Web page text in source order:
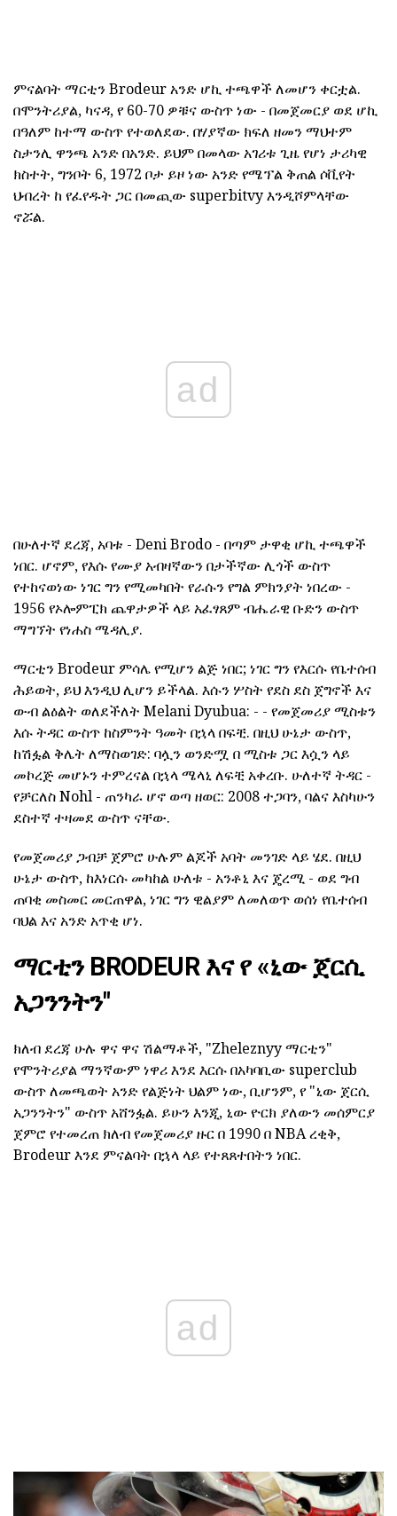
ምናልባት ማርቲን Brodeur አንድ ሆኪ ተጫዋች ለመሆን ቀርቷል.
በሞንትሪያል, ካናዳ, የ 60-70 ዎቹና ውስጥ ነው - በመጀመርያ ወደ ሆኪ
በዓለም ከተማ ውስጥ የተወለደው. በሃያኛው ክፍለ ዘመን ማህተም
ስታንሊ ዋንጫ አንድ በአንድ. ይህም በመላው አገሪቱ ጊዜ የሆነ ታሪካዊ
ክስተት, ግንቦት 6, 1972 ቦታ ይዞ ነው አንድ የሜፕል ቅጠል ሶቪየት
ህብረት ከ የፈየዱት ጋር በመጪው superbitvy እንዲሾምላቸው
ኖሯል.
ad
በሁለተኛ ደረጃ, አባቱ - Deni Brodo - በጣም ታዋቂ ሆኪ ተጫዋች
ነበር. ሆኖም, የእሱ የሙያ አብዛኛውን በታችኛው ሊጎች ውስጥ
የተከናወነው ነገር ግን የሚመካበት የራሱን የግል ምክንያት ነበረው -
1956 የኦሎምፒክ ጨዋታዎች ላይ አፈፃጸም ብሔራዊ ቡድን ውስጥ
ማግኘት የነሐስ ሜዳሊያ.
ማርቲን Brodeur ምሳሌ የሚሆን ልጅ ነበር; ነገር ግን የእርሱ የቤተሰብ
ሕይወት, ይህ እንዲህ ሊሆን ይችላል. እሱን ሦስት የደስ ደስ ጀግኖች እና
ውብ ልዕልት ወለደችለት Melani Dyubua: - - የመጀመሪያ ሚስቱን
እሱ ትዳር ውስጥ ከስምንት ዓመት በኋላ በፍቺ. በዚህ ሁኔታ ውስጥ,
ከሽፏል ቅሌት ለማስወገድ: ባሏን ወንድሟ በ ሚስቱ ጋር እሷን ላይ
መኮረጅ መሆኑን ተምረናል በኋላ ሜላኒ ለፍቺ አቀረቡ. ሁለተኛ ትዳር -
የቻርለስ Nohl - ጠንካራ ሆኖ ወጣ ዘወር: 2008 ተጋባን, ባልና እስካሁን
ደስተኛ ተዛመደ ውስጥ ናቸው.
የመጀመሪያ ጋብቻ ጀምሮ ሁሉም ልጆች አባት መንገድ ላይ ሄደ. በዚህ
ሁኔታ ውስጥ, ከእነርሱ መካከል ሁለቱ - አንቶኒ እና ጄረሚ - ወደ ግብ
ጠባቂ መስመር መርጠዋል, ነገር ግን ዊልያም ለመለወጥ ወሰነ የቤተሰብ
ባህል እና አንድ አጥቂ ሆነ.
ማርቲን BRODEUR እና የ «ኒው ጀርሲ
አጋንንትን"
ክለብ ደረጃ ሁሉ ዋና ዋና ሽልማቶች, "Zheleznyy ማርቲን"
የሞንትሪያል ማንኛውም ነዋሪ እንደ እርሱ በአካባቢው superclub
ውስጥ ለመጫወት አንድ የልጅነት ህልም ነው, ቢሆንም, የ "ኒው ጀርሲ
አጋንንትን" ውስጥ አሸንፏል. ይሁን እንጂ, ኒው ዮርክ ያለውን መሰምርያ
ጀምሮ የተመረጠ ክለብ የመጀመሪያ ዙር በ 1990 በ NBA ረቂቅ,
Brodeur እንደ ምናልባት በኋላ ላይ የተጸጸተበትን ነበር.
ad